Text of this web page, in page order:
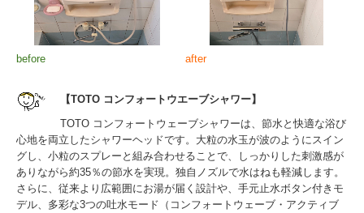
before after
【TOTO コンフォートウエーブシャワー】
TOTO コンフォートウェーブシャワーは、節水と快適な浴び
心地を両立したシャワーヘッドです。大粒の水玉が波のようにスイン
グし、小粒のスプレーと組み合わせることで、しっかりした刺激感が
ありながら約35％の節水を実現。独自ノズルで水はねも軽減します。
さらに、従来より広範囲にお湯が届く設計や、手元止水ボタン付きモ
デル、多彩な3つの吐水モード（コンフォートウェーブ・アクティブ